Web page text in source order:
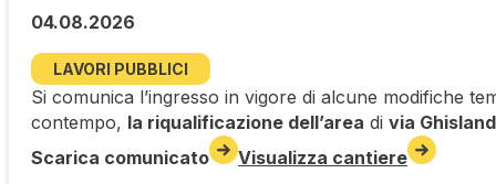
04.08.2026
LAVORI PUBBLICI
Si comunica l’ingresso in vigore di alcune modifiche
contempo, la riqualificazione dell’area di via
Scarica comunicato
Visualizza cantiere